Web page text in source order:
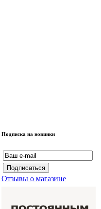
Подписка на новинки
Отзывы о магазине